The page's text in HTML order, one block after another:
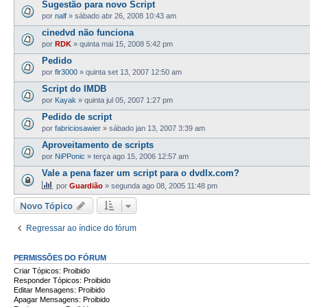
Sugestão para novo Script
por nalf » sábado abr 26, 2008 10:43 am
cinedvd não funciona
por RDK » quinta mai 15, 2008 5:42 pm
Pedido
por flr3000 » quinta set 13, 2007 12:50 am
Script do IMDB
por Kayak » quinta jul 05, 2007 1:27 pm
Pedido de script
por fabriciosawier » sábado jan 13, 2007 3:39 am
Aproveitamento de scripts
por NiPPonic » terça ago 15, 2006 12:57 am
Vale a pena fazer um script para o dvdlx.com?
por Guardião » segunda ago 08, 2005 11:48 pm
Novo Tópico
Regressar ao índice do fórum
PERMISSÕES DO FÓRUM
Criar Tópicos: Proibido
Responder Tópicos: Proibido
Editar Mensagens: Proibido
Apagar Mensagens: Proibido